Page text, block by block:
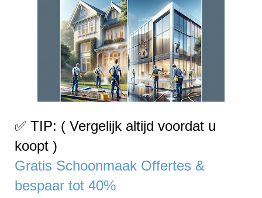
✅ TIP: ( Vergelijk altijd voordat u
koopt )
Gratis Schoonmaak Offertes &
bespaar tot 40%